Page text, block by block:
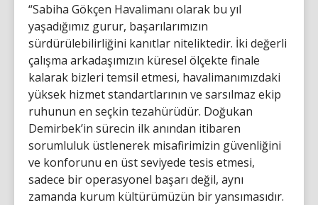
“Sabiha Gökçen Havalimanı olarak bu yıl
yaşadığımız gurur, başarılarımızın
sürdürülebilirliğini kanıtlar niteliktedir. İki değerli
çalışma arkadaşımızın küresel ölçekte finale
kalarak bizleri temsil etmesi, havalimanımızdaki
yüksek hizmet standartlarının ve sarsılmaz ekip
ruhunun en seçkin tezahürüdür. Doğukan
Demirbek’in sürecin ilk anından itibaren
sorumluluk üstlenerek misafirimizin güvenliğini
ve konforunu en üst seviyede tesis etmesi,
sadece bir operasyonel başarı değil, aynı
zamanda kurum kültürümüzün bir yansımasıdır.